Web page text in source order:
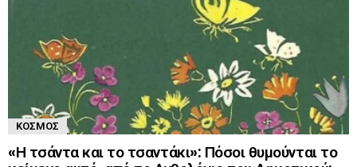
ΚΌΣΜΟΣ
«Η τσάντα και το τσαντάκι»: Πόσοι θυμούνται το